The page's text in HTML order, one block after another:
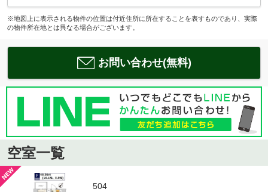
※地図上に表示される物件の位置は付近住所に所在することを表すものであり、実際
の物件所在地とは異なる場合がございます。
お問い合わせ(無料)
空室一覧
504